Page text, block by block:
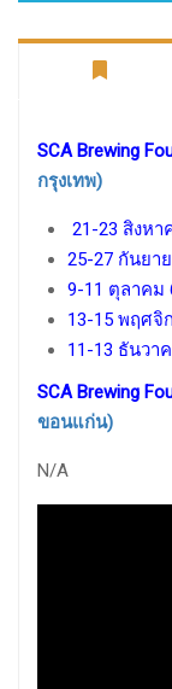
SCA Brewing
กรุงเทพ)
21-23 สิงหา
25-27 กันยา
9-11 ตุลาคม
13-15 พฤศจิ
11-13 ธันวา
SCA Brewing
ขอนแก่น)
N/A